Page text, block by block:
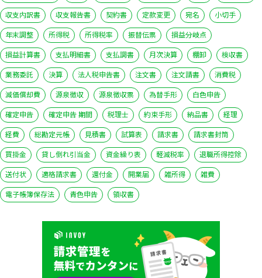
収支内訳書
収支報告書 契約書 定款変更 宛名
小切手
年末調整
所得税 所得税率 振替伝票
損益分岐点
損益計算書
支払明細書 支払調書 月次決算 棚卸
検収書
業務委託
決算 法人税申告書 注文書 注文請書
消費税
減価償却費
源泉徴収 源泉徴収票 為替手形
白色申告
確定申告
確定申告 期間 税理士 約束手形 納品書
経理
経費
総勘定元帳 見積書 試算表 請求書
請求書封筒
買掛金
貸し倒れ引当金 資金繰り表 軽減税率
退職所得控除
送付状
適格請求書 還付金 開業届 雑所得
雑費
電子帳簿保存法
青色申告 領収書